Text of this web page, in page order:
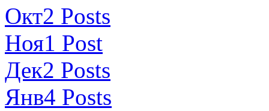
Окт2 Posts
Ноя1 Post
Дек2 Posts
Янв4 Posts